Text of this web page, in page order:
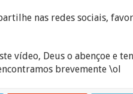
nas redes sociais,
vídeo, Deus o abençoe e
brevemente \ol